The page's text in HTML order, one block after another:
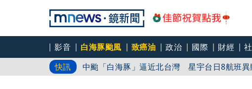
影音 白海豚颱風 致癌油 政治 國際 財經
快訊
8年磨一劍 陳法拉自編自導《Bloodline》進
中颱「白海豚」逼近北台灣 星宇台日8航班異